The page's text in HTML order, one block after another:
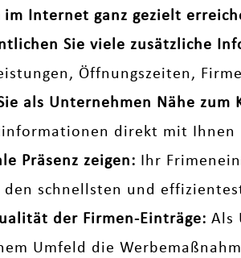
im Internet ganz gezielt
Sie viele zusätzliche
Öffnungszeiten,
als Unternehmen Nähe zum
direkt mit Ihnen
Präsenz zeigen: Ihr
den schnellsten und
der Firmen-Einträge: Als
Umfeld die